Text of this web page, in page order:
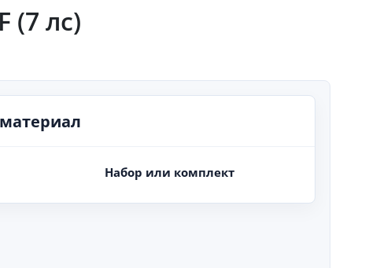
(7 лс)
Набор или комплект